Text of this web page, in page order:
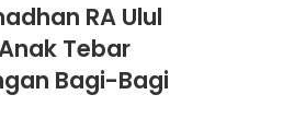
RA Ulul
Tebar
Bagi-Bagi